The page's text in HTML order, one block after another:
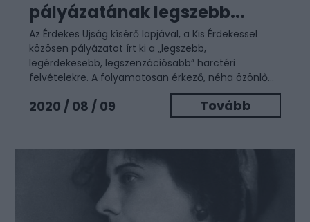
pályázatának legszebb...
Az Érdekes Ujság kísérő lapjával, a Kis Érdekessel
közösen pályázatot írt ki a „legszebb,
legérdekesebb, legszenzációsabb” harctéri
felvételekre. A folyamatosan érkező, néha özönlő...
2020 / 08 / 09 Tovább